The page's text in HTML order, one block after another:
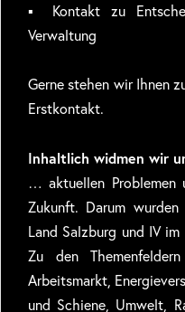
▪ Kontakt zu
Verwaltung
Gerne stehen wir Ihnen
Erstkontakt.
Inhaltlich widmen wir
… aktuellen Problemen
Zukunft. Darum
Land Salzburg und IV
Zu den Themenfeldern
Arbeitsmarkt,
und Schiene, Umwelt,